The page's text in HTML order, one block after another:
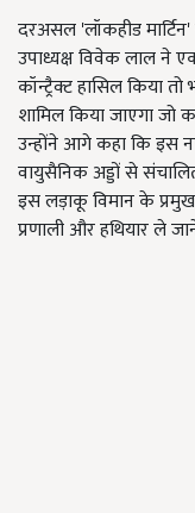
दरअसल'लॉकहीड मार्टिन'
उपाध्यक्ष विवेक लाल ने
कॉन्ट्रैक्ट हासिल किया
शामिल किया जाएगा जो
उन्होंने आगे कहा कि इस
वायुसैनिक अड्डों से
इस लड़ाकू विमान के
प्रणाली और हथियार ले